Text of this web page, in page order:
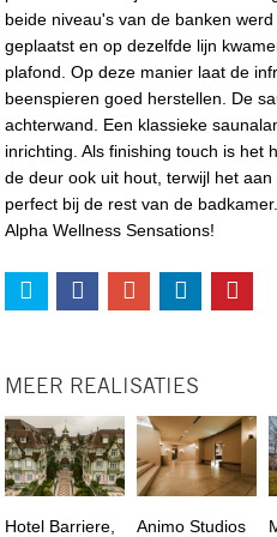
beide niveau's van de banken
geplaatst en op dezelfde lijn
plafond. Op deze manier laat de
beenspieren goed herstellen. De
achterwand. Een klassieke
inrichting. Als finishing touch is het
de deur ook uit hout, terwijl het
perfect bij de rest van de
Alpha Wellness Sensations!
MEER REALISATIES
Hotel Barriere, Animo Studios